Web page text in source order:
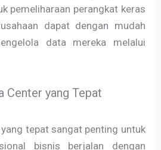
pemeliharaan perangkat keras
dapat dengan mudah
data mereka melalui
Center yang Tepat
tepat sangat penting untuk
bisnis berjalan dengan